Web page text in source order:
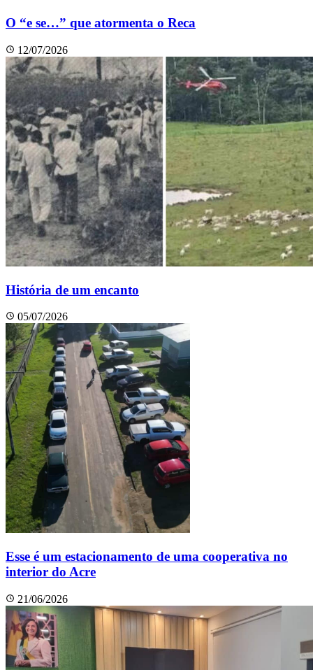
O “e se…” que atormenta o Reca
12/07/2026
História de um encanto
05/07/2026
Esse é um estacionamento de uma cooperativa no
interior do Acre
21/06/2026